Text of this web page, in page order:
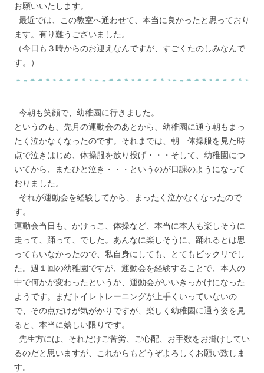
お願いいたします。
最近では、この教室へ通わせて、本当に良かったと思っており
ます。有り難うございました。
（今日も３時からのお迎えなんですが、すごくたのしみなんで
す。）
今朝も笑顔で、幼稚園に行きました。
というのも、先月の運動会のあとから、幼稚園に通う朝もまっ
たく泣かなくなったのです。それまでは、朝 体操服を見た時
点で泣きはじめ、体操服を放り投げ・・・そして、幼稚園につ
いてから、またひと泣き・・・というのが日課のようになって
おりました。
それが運動会を経験してから、まったく泣かなくなったので
す。
運動会当日も、かけっこ、体操など、本当に本人も楽しそうに
走って、踊って、でした。あんなに楽しそうに、踊れるとは思
ってもいなかったので、私自身にしても、とてもビックリでし
た。週１回の幼稚園ですが、運動会を経験することで、本人の
中で何かが変わったというか、運動会がいいきっかけになった
ようです。まだトイレトレーニングが上手くいっていないの
で、その点だけが気がかりですが、楽しく幼稚園に通う姿を見
ると、本当に嬉しい限りです。
先生方には、それだけご苦労、ご心配、お手数をお掛けしてい
るのだと思いますが、これからもどうぞよろしくお願い致しま
す。